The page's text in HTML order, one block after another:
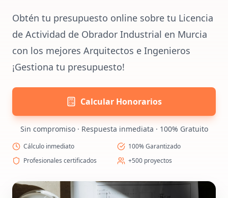
Obtén tu presupuesto online sobre tu Licencia
de Actividad de Obrador Industrial en Murcia
con los mejores Arquitectos e Ingenieros
¡Gestiona tu presupuesto!
Calcular Honorarios
Sin compromiso · Respuesta inmediata · 100% Gratuito
Cálculo inmediato
100% Garantizado
Profesionales certificados
+500 proyectos